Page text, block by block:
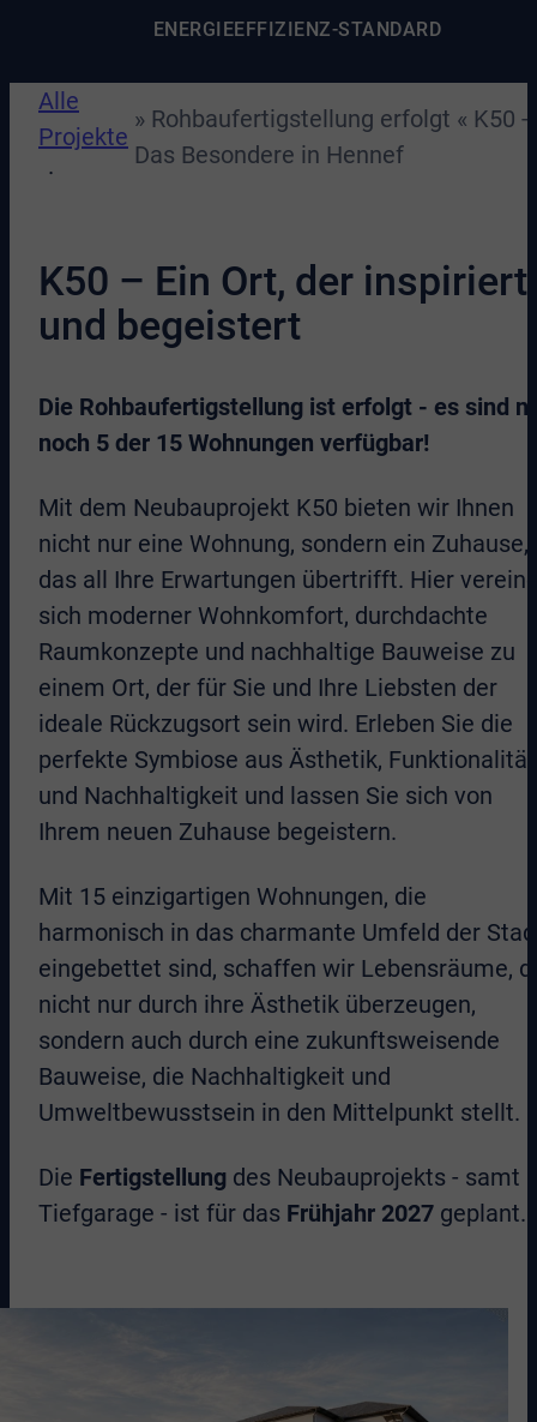
ENERGIEEFFIZIENZ-STANDARD
Alle
Projekte
» Rohbaufertigstellung erfolgt « K50 -
Das Besondere in Hennef
K50 – Ein Ort, der inspiriert
und begeistert
Die Rohbaufertigstellung ist erfolgt - es sind
noch 5 der 15 Wohnungen verfügbar!
Mit dem Neubauprojekt K50 bieten wir Ihnen
nicht nur eine Wohnung, sondern ein Zuhause,
das all Ihre Erwartungen übertrifft. Hier
sich moderner Wohnkomfort, durchdachte
Raumkonzepte und nachhaltige Bauweise zu
einem Ort, der für Sie und Ihre Liebsten der
ideale Rückzugsort sein wird. Erleben Sie die
perfekte Symbiose aus Ästhetik, Funktionalität
und Nachhaltigkeit und lassen Sie sich von
Ihrem neuen Zuhause begeistern.
Mit 15 einzigartigen Wohnungen, die
harmonisch in das charmante Umfeld der
eingebettet sind, schaffen wir Lebensräume,
nicht nur durch ihre Ästhetik überzeugen,
sondern auch durch eine zukunftsweisende
Bauweise, die Nachhaltigkeit und
Umweltbewusstsein in den Mittelpunkt stellt.
Die Fertigstellung des Neubauprojekts - samt
Tiefgarage - ist für das Frühjahr 2027 geplant.